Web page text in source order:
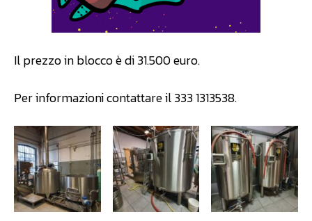
Il prezzo in blocco è di 31.500 euro.
Per informazioni contattare il 333 1313538.